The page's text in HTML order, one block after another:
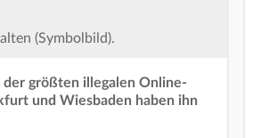
(Symbolbild).
der größten illegalen Online-
und Wiesbaden haben ihn